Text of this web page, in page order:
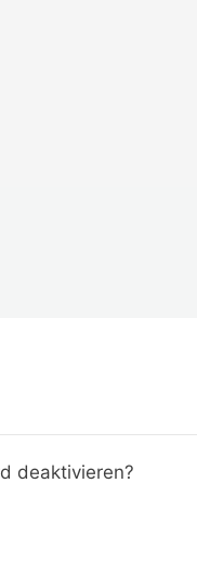
deaktivieren?